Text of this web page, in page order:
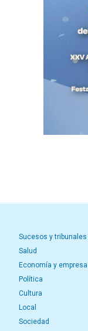
Sucesos y tribunales
Salud
Economía y empresa
Política
Cultura
Local
Sociedad